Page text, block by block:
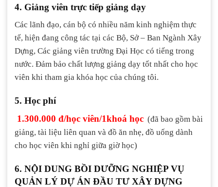
4. Giảng viên trực tiếp giảng dạy
Các lãnh đạo, cán bộ có nhiều năm kinh nghiệm thực
tế, hiện đang công tác tại các Bộ, Sở – Ban Ngành Xây
Dựng, Các giảng viên trường Đại Học có tiếng trong
nước. Đảm bảo chất lượng giảng dạy tốt nhất cho học
viên khi tham gia khóa học của chúng tôi.
5. Học phí
1.300.000 đ/học viên/1khoá học (đã bao gồm bài
giảng, tài liệu liên quan và đồ ăn nhẹ, đồ uống dành
cho học viên khi nghỉ giữa giờ học)
6. NỘI DUNG BỒI DƯỠNG NGHIỆP VỤ
QUẢN LÝ DỰ ÁN ĐẦU TƯ XÂY DỰNG